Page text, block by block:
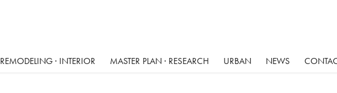
REMODELING · INTERIOR MASTER PLAN · RESEARCH URBAN NEWS